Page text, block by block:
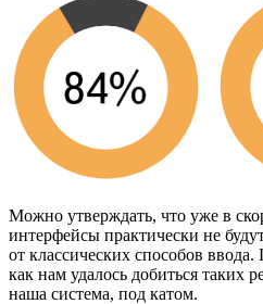
Можно утверждать, что уже в
интерфейсы практически не
от классических способов
как нам удалось добиться таких
наша система, под катом.